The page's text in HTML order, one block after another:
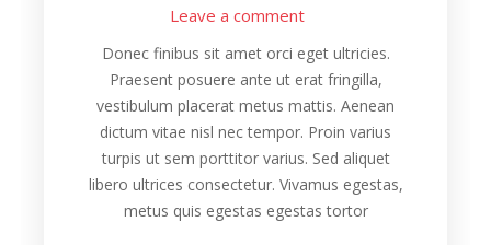
Leave a comment
Donec finibus sit amet orci eget ultricies.
Praesent posuere ante ut erat fringilla,
vestibulum placerat metus mattis. Aenean
dictum vitae nisl nec tempor. Proin varius
turpis ut sem porttitor varius. Sed aliquet
libero ultrices consectetur. Vivamus egestas,
metus quis egestas egestas tortor